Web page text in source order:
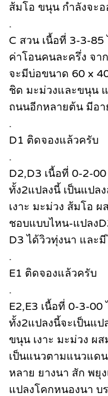
ส้มโอ ขนุน กำลังจะ
.
C สวน เนื้อที่ 3-3-
ค่าโอนคนละครึ่ง จา
จะมีบ่อขนาด 60 x
ชิด มะม่วงและขนุน
ถนนอีกหลายต้น มีอา
.
D1 ติดจองแล้วครับ
.
D2,D3 เนื้อที่ 0-2-
ทั้ง2แปลงนี้ เป็นแปล
เงาะ มะม่วง ส้มโอ
ชอบแบบไหน-แปลง
D3 ได้วิวทุ่งนา และ
.
E1 ติดจองแล้วครับ
.
E2,E3 เนื้อที่ 0-3-00
ทั้ง2แปลงนี้จะเป็นแป
ขนุน เงาะ มะม่วง ผ
เป็นแนวตามแนวแด
หลาย ยางนา สัก พยุ
แปลงโคกหนองนา บ